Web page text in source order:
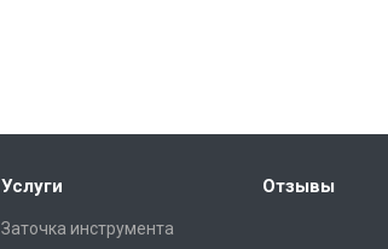
Услуги
Заточка инструмента
Отзывы